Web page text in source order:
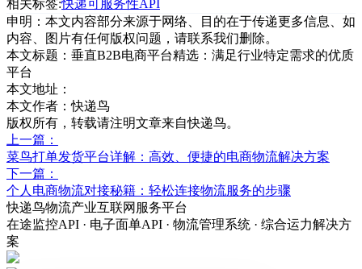
相关标签:快递可服务性API
申明：本文内容部分来源于网络、目的在于传递更多信息、如
内容、图片有任何版权问题，请联系我们删除。
本文标题： 垂直B2B电商平台精选：满足行业特定需求的优质
平台
本文地址：
本文作者：快递鸟
版权所有，转载请注明文章来自快递鸟。
上一篇：
菜鸟打单发货平台详解：高效、便捷的电商物流解决方案
下一篇：
个人电商物流对接秘籍：轻松连接物流服务的步骤
快递鸟物流产业互联网服务平台
在途监控API · 电子面单API · 物流管理系统 · 综合运力解决方
案